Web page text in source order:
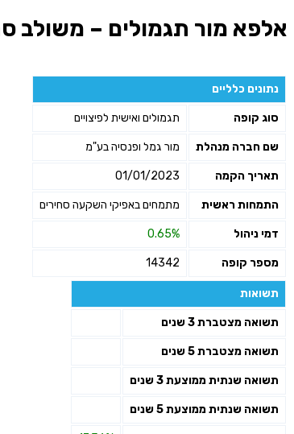
אלפא מור תגמולים – משולב
נתונים כלליים
סוג קופה תגמולים ואישית לפיצויים
שם חברה מנהלת מור גמל ופנסיה בע"מ
תאריך הקמה 01/01/2023
התמחות ראשית מתמחים באפיקי השקעה סחירים
דמי ניהול 0.65%
מספר קופה 14342
תשואות
תשואה מצטברת 3 שנים
תשואה מצטברת 5 שנים
תשואה שנתית ממוצעת 3 שנים
תשואה שנתית ממוצעת 5 שנים